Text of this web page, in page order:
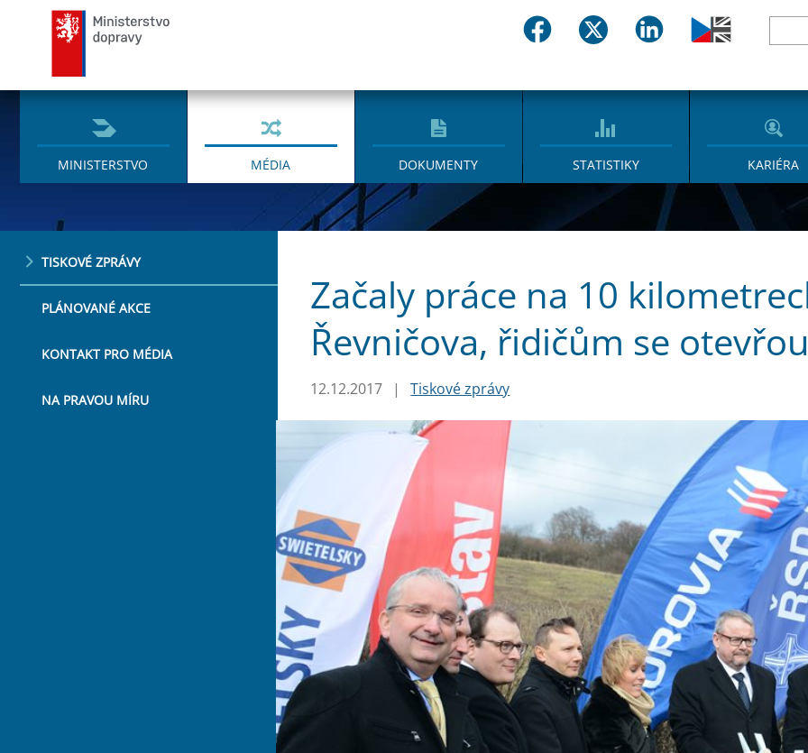
MINISTERSTVO MÉDIA DOKUMENTY STATISTIKY KARIÉRA
TISKOVÉ ZPRÁVY
PLÁNOVANÉ AKCE
KONTAKT PRO MÉDIA
NA PRAVOU MÍRU
Začaly práce na 10
Řevničova, řidičům se
12.12.2017 | Tiskové zprávy